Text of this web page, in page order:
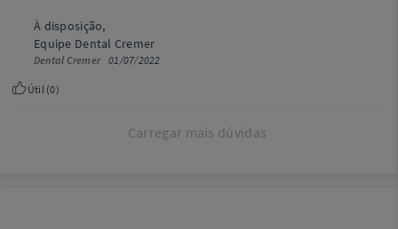
À disposição,
Equipe Dental Cremer
Dental Cremer01/07/2022
Útil (0)
Carregar mais dúvidas